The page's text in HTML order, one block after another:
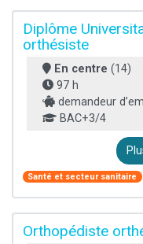
Diplôme
orthésiste
En centre (14)
97 h
demandeur
BAC+3/4
Santé et secteur sanitaire
Orthopédiste